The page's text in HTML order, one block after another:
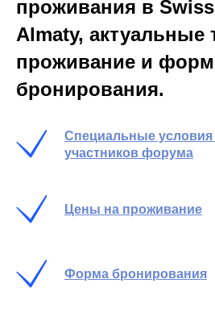
проживания в
Almaty,
проживание и
бронирования.
Специальные
участников форума
Цены на проживание
Форма бронирования